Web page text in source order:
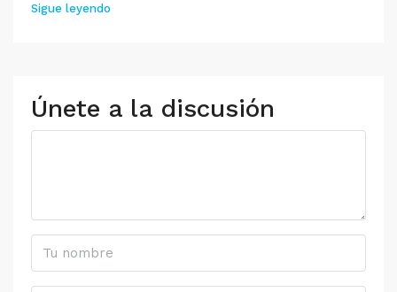
Sigue leyendo
Únete a la discusión